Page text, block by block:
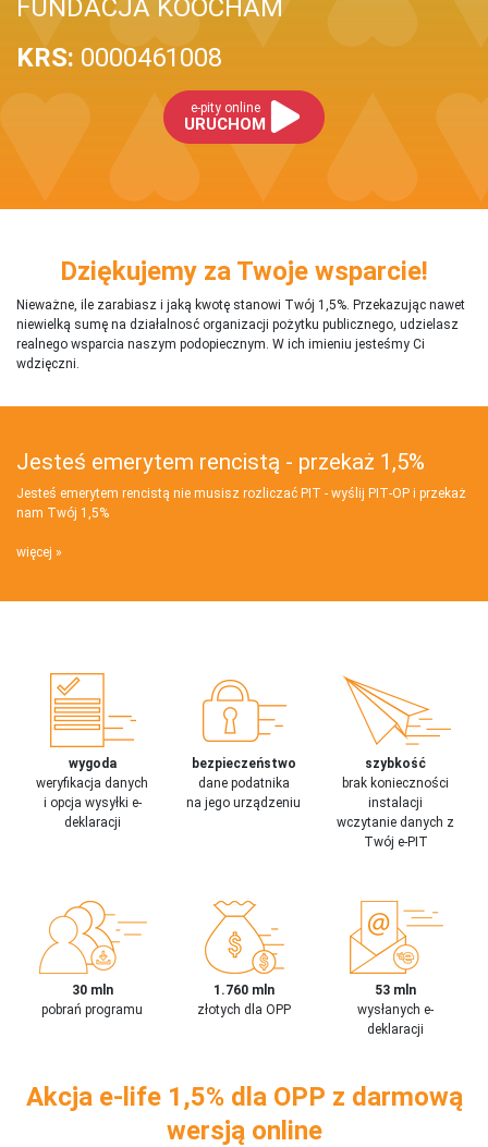
FUNDACJA KOOCHAM
KRS: 0000461008
e-pity online
URUCHOM
Dziękujemy za Twoje wsparcie!
Nieważne, ile zarabiasz i jaką kwotę stanowi Twój 1,5%. Przekazując nawet
niewielką sumę na działalnosć organizacji pożytku publicznego, udzielasz
realnego wsparcia naszym podopiecznym. W ich imieniu jesteśmy Ci
wdzięczni.
Jesteś emerytem rencistą - przekaż 1,5%
Jesteś emerytem rencistą nie musisz rozliczać PIT - wyślij PIT‑OP i przekaż
nam Twój 1,5%
więcej
wygoda
weryfikacja danych
i opcja wysyłki e-
deklaracji
bezpieczeństwo
dane podatnika
na jego urządzeniu
szybkość
brak konieczności
instalacji
wczytanie danych z
Twój e-PIT
30 mln
pobrań programu
1.760 mln
złotych dla OPP
53 mln
wysłanych e-
deklaracji
Akcja e-life 1,5% dla OPP z darmową
wersją online